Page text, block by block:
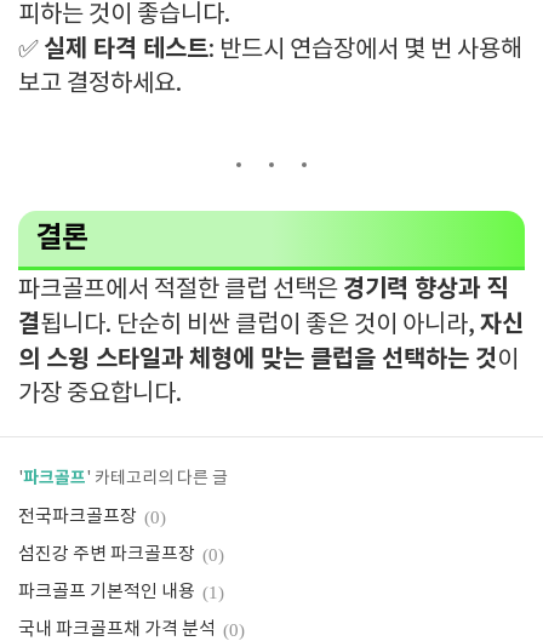
피하는 것이 좋습니다.
✅ 실제 타격 테스트: 반드시 연습장에서 몇 번 사용해
보고 결정하세요.
결론
파크골프에서 적절한 클럽 선택은 경기력 향상과 직
결됩니다. 단순히 비싼 클럽이 좋은 것이 아니라, 자신
의 스윙 스타일과 체형에 맞는 클럽을 선택하는 것이
가장 중요합니다.
'파크골프' 카테고리의 다른 글
전국파크골프장 (0)
섬진강 주변 파크골프장 (0)
파크골프 기본적인 내용 (1)
국내 파크골프채 가격 분석 (0)